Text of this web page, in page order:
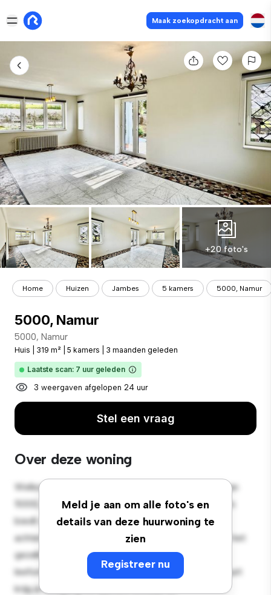
Maak zoekopdracht aan
+20 foto's
Home Huizen Jambes 5 kamers 5000, Namur
5000, Namur
5000, Namur
Huis 319 m² 5 kamers 3 maanden geleden
Laatste scan: 7 uur geleden
3 weergaven afgelopen 24 uur
Stel een vraag
Over deze woning
Meld je aan om alle foto's en
details van deze huurwoning te
zien
Registreer nu
Welkom in een sfeervolle oase in de buitenwijken van
5000, Namur! Dit charmante huis met 5 slaapkamers
biedt een ruime en gastvrije omgeving. De grote
achtertuin is perfect voor bijeenkomsten buiten en het
gezellige interieur biedt een comfortabele
leefomgeving. Gelegen in een gezinsvriendelijke buurt
krijg je toegang tot parken, scholen en